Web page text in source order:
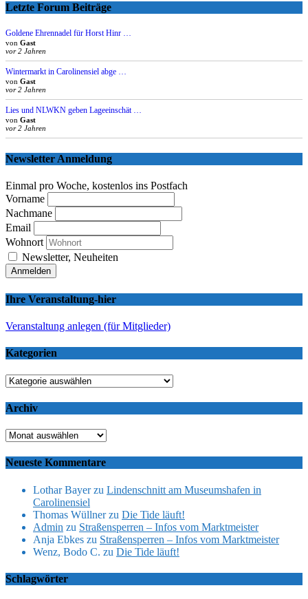
Letzte Forum Beiträge
Goldene Ehrennadel für Horst Hinr …
von Gast
vor 2 Jahren
Wintermarkt in Carolinensiel abge …
von Gast
vor 2 Jahren
Lies und NLWKN geben Lageeinschät …
von Gast
vor 2 Jahren
Newsletter Anmeldung
Einmal pro Woche, kostenlos ins Postfach
Vorname
Nachmane
Email
Wohnort
Newsletter, Neuheiten
Ihre Veranstaltung-hier
Veranstaltung anlegen (für Mitglieder)
Kategorien
Kategorien
Archiv
Archiv
Neueste Kommentare
Lothar Bayerzu Lindenschnitt am Museumshafen in
Carolinensiel
Thomas Wüllnerzu Die Tide läuft!
Admin zu Straßensperren – Infos vom Marktmeister
Anja Ebkes zu Straßensperren – Infos vom Marktmeister
Wenz, Bodo C. zu Die Tide läuft!
Schlagwörter